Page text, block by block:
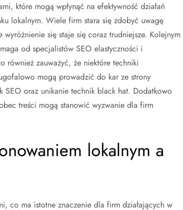
które mogą wpłynąć na efektywność działań
lokalnym. Wiele firm stara się zdobyć uwagę
się staje się coraz trudniejsze. Kolejnym
od specjalistów SEO elastyczności i
również zauważyć, że niektóre techniki
mogą prowadzić do kar ze strony
SEO oraz unikanie technik black hat. Dodatkowo
treści mogą stanowić wyzwanie dla firm
lokalnym a
co ma istotne znaczenie dla firm działających w